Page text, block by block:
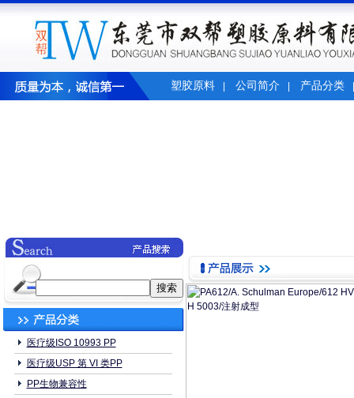
塑胶原料 公司简介 产品分类
医疗级ISO 10993 PP
医疗级USP 第 VI 类PP
PP生物兼容性